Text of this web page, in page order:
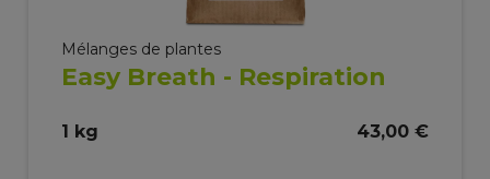
Mélanges de plantes
Easy Breath - Respiration
1 kg 43,00 €